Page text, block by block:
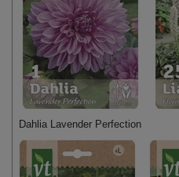
Dahlia Lavender Perfection